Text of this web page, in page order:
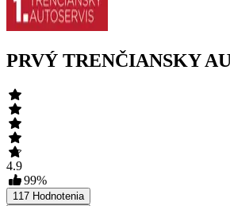
PRVÝ TRENČIANSKY
4.9
99%
117 Hodnotenia